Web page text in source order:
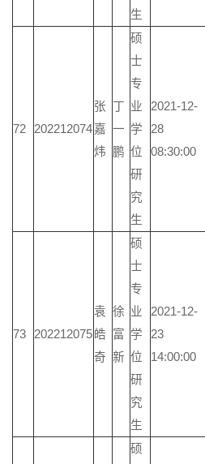
生
72 202212074
张
嘉
炜
丁
一
鹏
硕
士
专
业
学
位
研
究
生
2021-12-
28
08:30:00
73 202212075
袁
皓
奇
徐
富
新
硕
士
专
业
学
位
研
究
生
2021-12-
23
14:00:00
硕